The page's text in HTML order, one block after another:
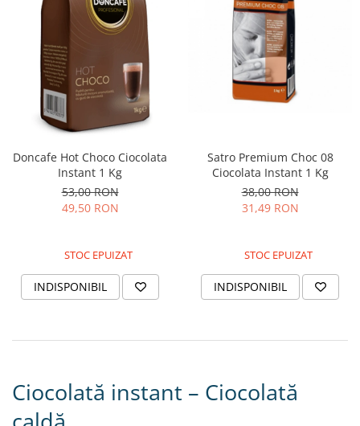
Doncafe Hot Choco Ciocolata
Instant 1 Kg
53,00 RON
49,50 RON
STOC EPUIZAT
INDISPONIBIL
Satro Premium Choc 08
Ciocolata Instant 1 Kg
38,00 RON
31,49 RON
STOC EPUIZAT
INDISPONIBIL
Ciocolată instant – Ciocolată